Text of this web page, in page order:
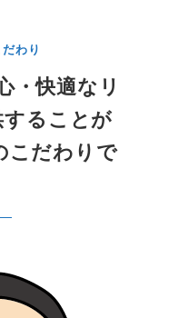
わり
・快適なリ
ることが
こだわりで